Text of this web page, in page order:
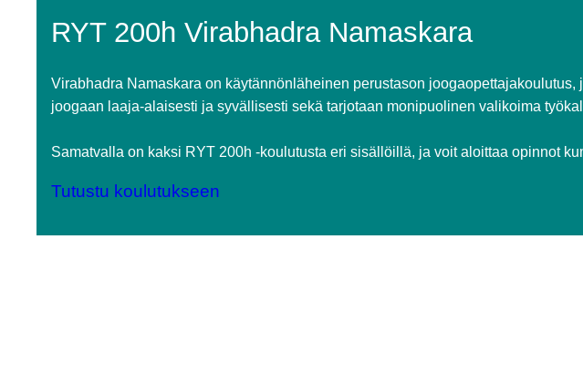
RYT 200h Virabhadra Namaskara
Virabhadra Namaskara on käytännönläheinen perustason
joogaan laaja-alaisesti ja syvällisesti sekä tarjotaan monipuolinen valikoima
Samatvalla on kaksi RYT 200h -koulutusta eri sisällöillä, ja voit aloittaa opinnot
Tutustu koulutukseen